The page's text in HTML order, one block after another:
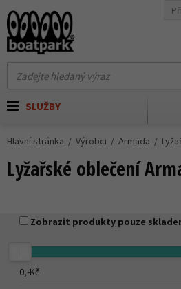
SLUŽBY
Hlavní stránka Výrobci Armada
Lyžařské oblečení
Zobrazit produkty pouze
0,-Kč